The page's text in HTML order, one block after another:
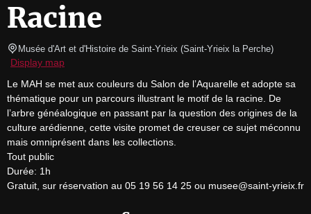
Racine
Musée d'Art et d'Histoire de Saint-Yrieix (Saint-Yrieix la Perche)
Display map
Le MAH se met aux couleurs du Salon de l’Aquarelle et adopte sa
thématique pour un parcours illustrant le motif de la racine. De
l’arbre généalogique en passant par la question des origines de la
culture arédienne, cette visite promet de creuser ce sujet méconnu
mais omniprésent dans les collections.
Tout public
Durée: 1h
Gratuit, sur réservation au 05 19 56 14 25 ou musee@saint-yrieix.fr